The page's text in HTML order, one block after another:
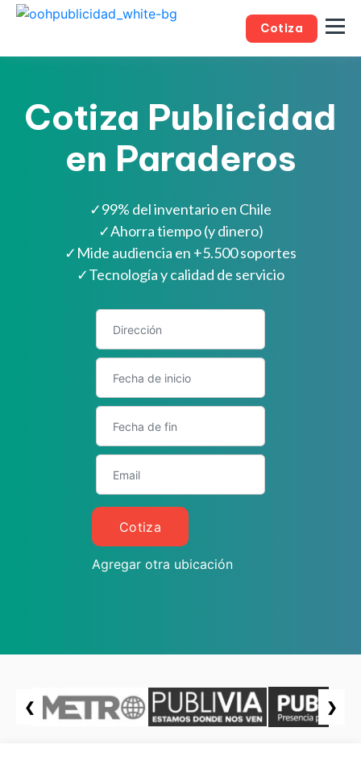
Cotiza
Cotiza Publicidad
en Paraderos
✓99% del inventario en Chile
✓Ahorra tiempo (y dinero)
✓ Mide audiencia en +5.500 soportes
✓Tecnología y calidad de servicio
Cotiza
Agregar otra ubicación
❮ ❯